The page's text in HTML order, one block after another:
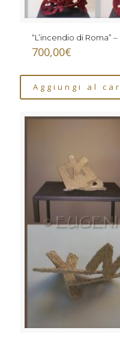
“L’incendio di Roma”
700,00€
Aggiungi al